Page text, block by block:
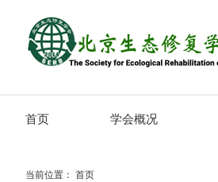
首页 学会概况
当前位置： 首页